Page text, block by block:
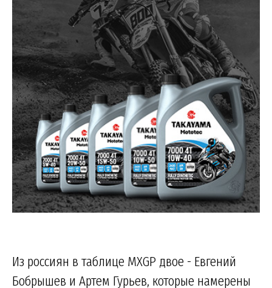
Из россиян в таблице MXGP двое - Евгений
Бобрышев и Артем Гурьев, которые намерены